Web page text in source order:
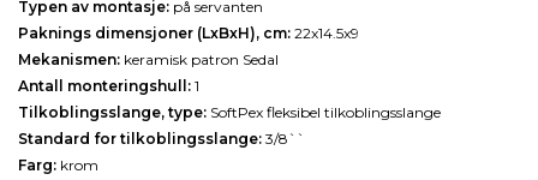
Typen av montasje: på servanten
Paknings dimensjoner (LxBxH), cm: 22x14.5x9
Mekanismen: keramisk patron Sedal
Antall monteringshull: 1
Tilkoblingsslange, type: SoftPex fleksibel tilkoblingsslange
Standard for tilkoblingsslange: 3/8``
Farg: krom